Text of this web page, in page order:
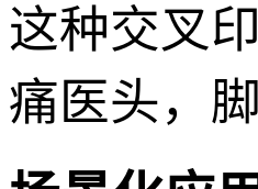
这种交叉
痛医头，